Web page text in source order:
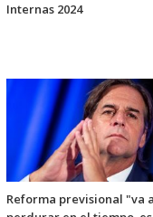
Internas 2024
Reforma previsional "va a